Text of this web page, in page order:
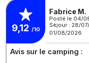
9,12 /10
Fabrice M.
Posté le 04/
Séjour : 28/
01/08/2026
Avis sur le camping :